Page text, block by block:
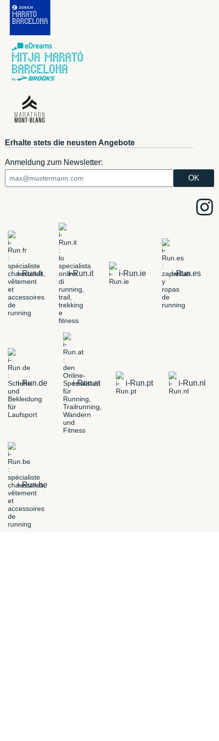
Erhalte stets die neusten Angebote
Anmeldung zum Newsletter:
i-Run.fr i-Run.it i-Run.ie i-Run.es
i-Run.de i-Run.at i-Run.pt i-Run.nl
i-Run.be